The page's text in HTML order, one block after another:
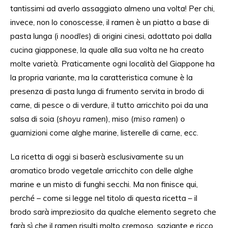
tantissimi ad averlo assaggiato almeno una volta! Per chi,
invece, non lo conoscesse, il ramen è un piatto a base di
pasta lunga (i noodles) di origini cinesi, adottato poi dalla
cucina giapponese, la quale alla sua volta ne ha creato
molte varietà. Praticamente ogni località del Giappone ha
la propria variante, ma la caratteristica comune è la
presenza di pasta lunga di frumento servita in brodo di
carne, di pesce o di verdure, il tutto arricchito poi da una
salsa di soia (shoyu ramen), miso (miso ramen) o
guarnizioni come alghe marine, listerelle di carne, ecc.
La ricetta di oggi si baserà esclusivamente su un
aromatico brodo vegetale arricchito con delle alghe
marine e un misto di funghi secchi. Ma non finisce qui,
perché – come si legge nel titolo di questa ricetta – il
brodo sarà impreziosito da qualche elemento segreto che
farà sì che il ramen risulti molto cremoso, saziante e ricco